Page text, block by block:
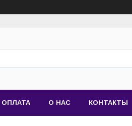
ОПЛАТА О НАС КОНТАКТЫ